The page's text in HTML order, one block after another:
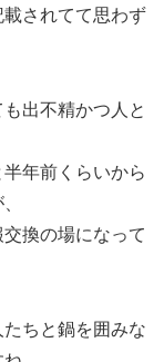
されてて思わず
出不精かつ人と
年前くらいから
換の場になって
ちと鍋を囲みな